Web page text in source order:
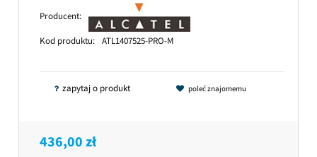
Producent:
Kod produktu: ATL1407525-PRO-M
zapytaj o produkt poleć znajomemu
436,00 zł